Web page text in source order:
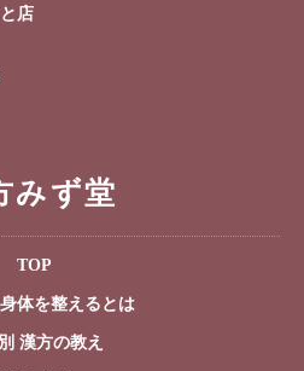
店
みず堂
TOP
体を整えるとは
漢方の教え